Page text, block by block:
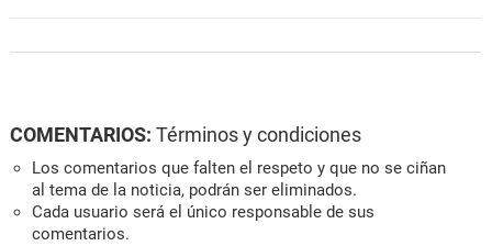
COMENTARIOS: Términos y condiciones
Los comentarios que falten el respeto y que no se ciñan
al tema de la noticia, podrán ser eliminados.
Cada usuario será el único responsable de sus
comentarios.